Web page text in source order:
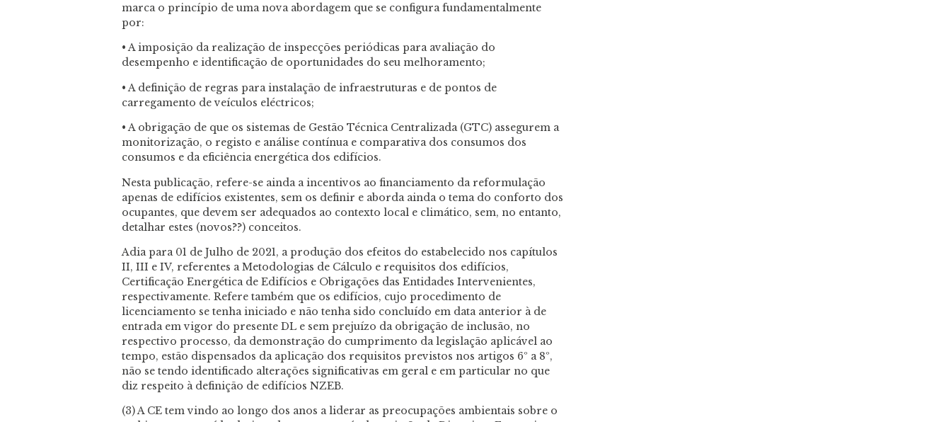
marca o princípio de uma nova abordagem que se configura fundamentalmente
por:
• A imposição da realização de inspecções periódicas para avaliação do
desempenho e identificação de oportunidades do seu melhoramento;
• A definição de regras para instalação de infraestruturas e de pontos de
carregamento de veículos eléctricos;
• A obrigação de que os sistemas de Gestão Técnica Centralizada (GTC) assegurem a
monitorização, o registo e análise contínua e comparativa dos consumos dos
consumos e da eficiência energética dos edifícios.
Nesta publicação, refere-se ainda a incentivos ao financiamento da reformulação
apenas de edifícios existentes, sem os definir e aborda ainda o tema do conforto dos
ocupantes, que devem ser adequados ao contexto local e climático, sem, no entanto,
detalhar estes (novos??) conceitos.
Adia para 01 de Julho de 2021, a produção dos efeitos do estabelecido nos capítulos
II, III e IV, referentes a Metodologias de Cálculo e requisitos dos edifícios,
Certificação Energética de Edifícios e Obrigações das Entidades Intervenientes,
respectivamente. Refere também que os edifícios, cujo procedimento de
licenciamento se tenha iniciado e não tenha sido concluído em data anterior à de
entrada em vigor do presente DL e sem prejuízo da obrigação de inclusão, no
respectivo processo, da demonstração do cumprimento da legislação aplicável ao
tempo, estão dispensados da aplicação dos requisitos previstos nos artigos 6º a 8º,
não se tendo identificado alterações significativas em geral e em particular no que
diz respeito à definição de edifícios NZEB.
(3) A CE tem vindo ao longo dos anos a liderar as preocupações ambientais sobre o